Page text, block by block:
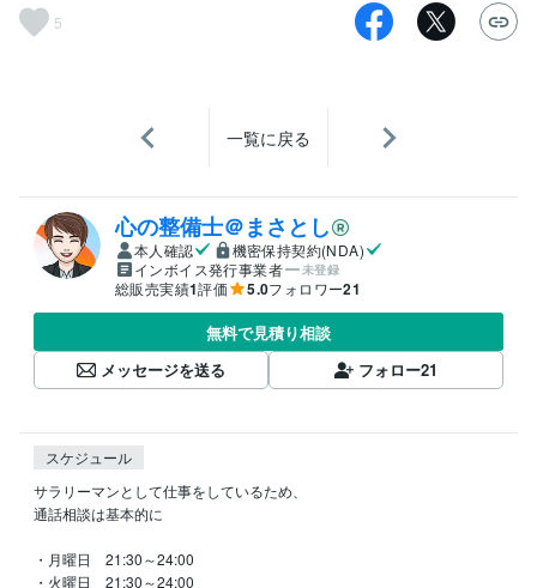
5
一覧に戻る
心の整備士＠まさとし
本人確認
機密保持契約(NDA)
インボイス発行事業者
未登録
総販売実績1評価 5.0フォロワー21
無料で見積り相談
メッセージを送る
フォロー21
スケジュール
サラリーマンとして仕事をしているため、
通話相談は基本的に
・月曜日　21:30～24:00
・火曜日　21:30～24:00